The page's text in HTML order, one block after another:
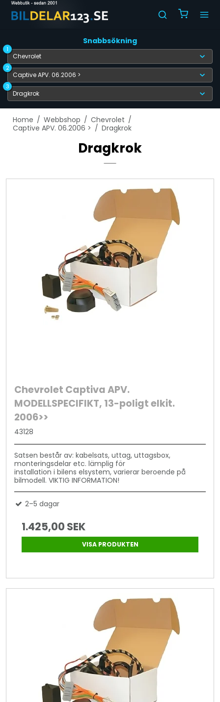
Snabbsökning
1
2
3
Home / Webbshop / Chevrolet /
Captive APV. 06.2006 > / Dragkrok
Dragkrok
Chevrolet Captiva APV.
MODELLSPECIFIKT, 13-poligt elkit.
2006>>
43128
Satsen består av: kabelsats, uttag, uttagsbox,
monteringsdelar etc. lämplig för
installation i bilens elsystem, varierar beroende på
bilmodell. VIKTIG INFORMATION!
2–5 dagar
1.425,00 SEK
VISA PRODUKTEN